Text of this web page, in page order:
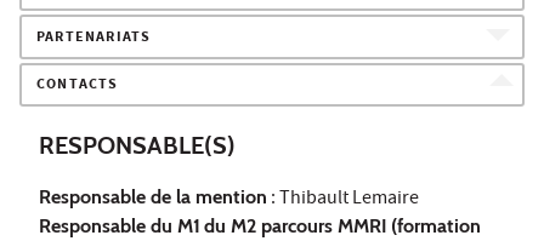
PARTENARIATS
CONTACTS
RESPONSABLE(S)
Responsable de la mention : Thibault Lemaire
Responsable du M1 du M2 parcours MMRI (formation